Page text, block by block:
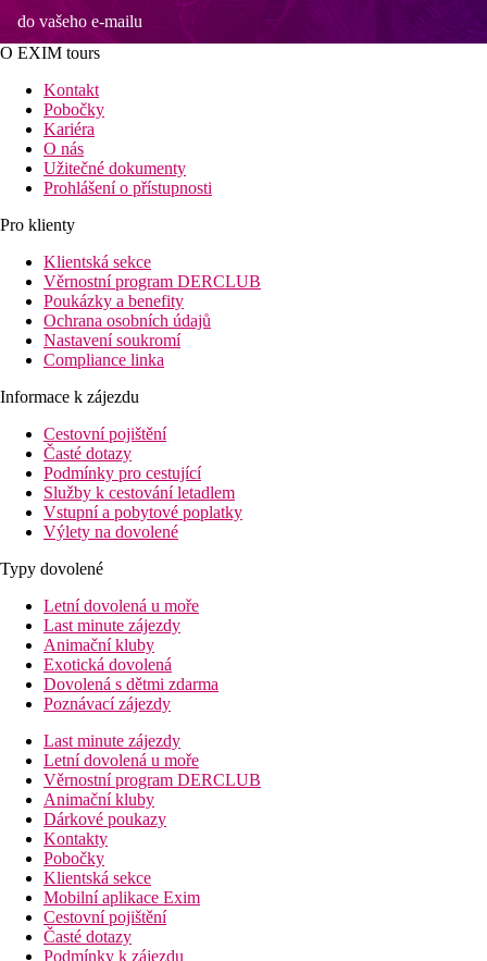
do vašeho e-mailu
O EXIM tours
Kontakt
Pobočky
Kariéra
O nás
Užitečné dokumenty
Prohlášení o přístupnosti
Pro klienty
Klientská sekce
Věrnostní program DERCLUB
Poukázky a benefity
Ochrana osobních údajů
Nastavení soukromí
Compliance linka
Informace k zájezdu
Cestovní pojištění
Časté dotazy
Podmínky pro cestující
Služby k cestování letadlem
Vstupní a pobytové poplatky
Výlety na dovolené
Typy dovolené
Letní dovolená u moře
Last minute zájezdy
Animační kluby
Exotická dovolená
Dovolená s dětmi zdarma
Poznávací zájezdy
Last minute zájezdy
Letní dovolená u moře
Věrnostní program DERCLUB
Animační kluby
Dárkové poukazy
Kontakty
Pobočky
Klientská sekce
Mobilní aplikace Exim
Cestovní pojištění
Časté dotazy
Podmínky k zájezdu